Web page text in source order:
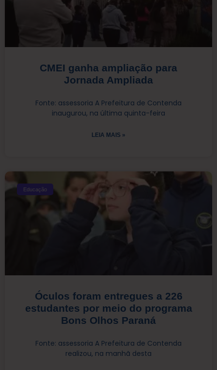
CMEI ganha ampliação para
Jornada Ampliada
Fonte: assessoria A Prefeitura de Contenda
inaugurou, na última quinta-feira
LEIA MAIS »
Educação
Óculos foram entregues a 226
estudantes por meio do programa
Bons Olhos Paraná
Fonte: assessoria A Prefeitura de Contenda
realizou, na manhã desta